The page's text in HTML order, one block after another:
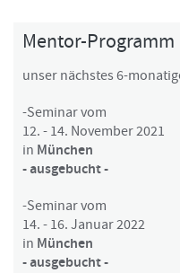
Mentor-Programm
unser nächstes 6-
-Seminar vom
12. - 14. November 2021
in München
- ausgebucht -
-Seminar vom
14. - 16. Januar 2022
in München
- ausgebucht -